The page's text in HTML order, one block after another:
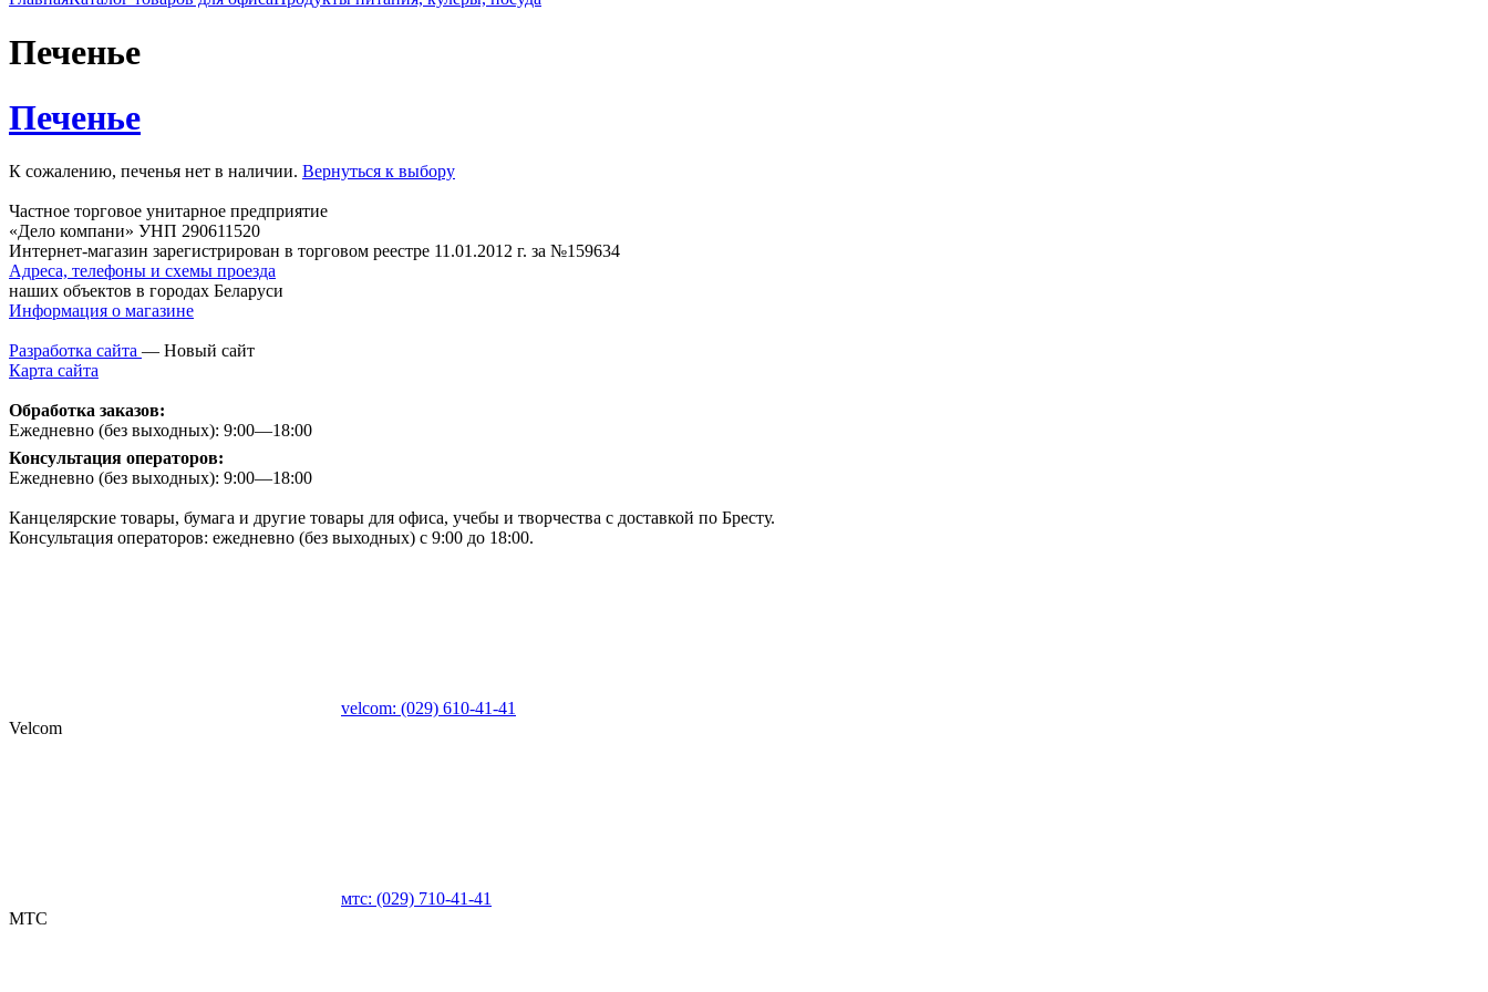
Печенье
Печенье
К сожалению, печенья нет в наличии. Вернуться к выбору
Частное торговое унитарное предприятие
«Дело компани» УНП 290611520
Интернет-магазин зарегистрирован в торговом реестре 11.01.2012 г. за №159634
Адреса, телефоны и схемы проезда
наших объектов в городах Беларуси
Информация о магазине
Разработка сайта — Новый сайт
Карта сайта
Обработка заказов:
Ежедневно (без выходных): 9:00—18:00
Консультация операторов:
Ежедневно (без выходных): 9:00—18:00
Канцелярские товары, бумага и другие товары для офиса, учебы и творчества с доставкой по Бресту.
Консультация операторов: ежедневно (без выходных) с 9:00 до 18:00.
velcom: (029) 610-41-41
Velcom
мтс: (029) 710-41-41
MTC